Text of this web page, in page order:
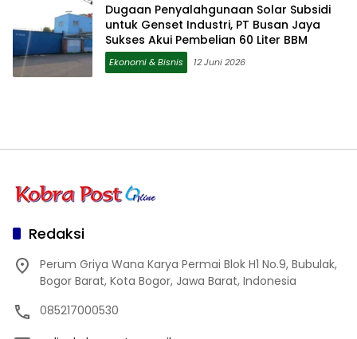
Dugaan Penyalahgunaan Solar Subsidi
untuk Genset Industri, PT Busan Jaya
Sukses Akui Pembelian 60 Liter BBM
Ekonomi & Bisnis 12 Juni 2026
Redaksi
Perum Griya Wana Karya Permai Blok H1 No.9, Bubulak,
Bogor Barat, Kota Bogor, Jawa Barat, Indonesia
085217000530